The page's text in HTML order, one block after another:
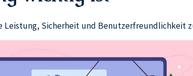
Leistung, Sicherheit und Benutzerfreundlichkeit